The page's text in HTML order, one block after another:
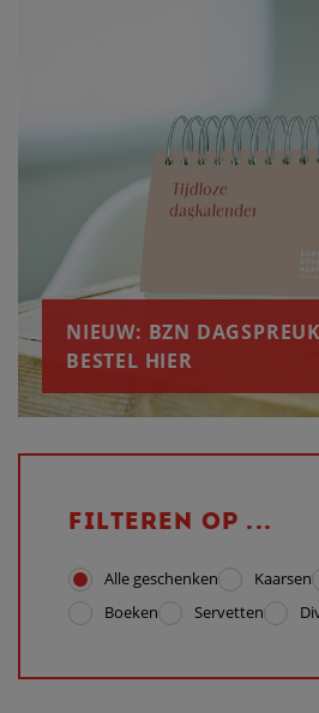
NIEUW: BZN
BESTEL HIER
FILTEREN OP ...
Alle geschenken Kaarsen
Boeken
Servetten